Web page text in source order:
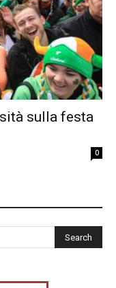
sulla festa
0